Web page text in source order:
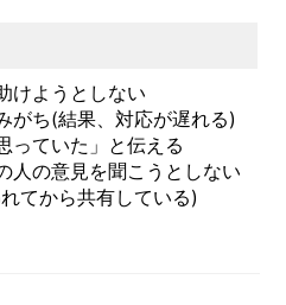
ようとしない
ち(結果、対応が遅れる)
ていた」と伝える
の意見を聞こうとしない
てから共有している)